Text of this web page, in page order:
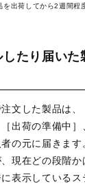
出荷してから2週間程
たり届いた
文した製品は、
出荷の準備中］
の元に届きます
現在どの段階か
表示しているス